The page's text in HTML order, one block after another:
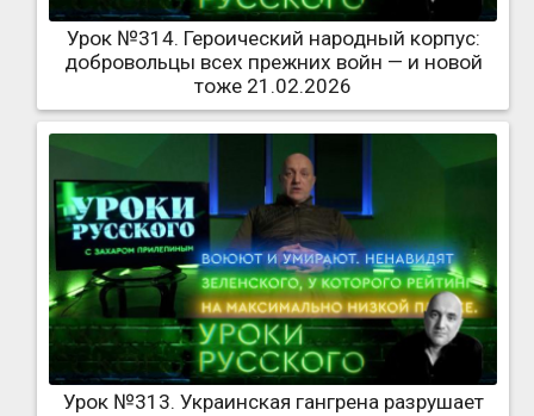
Урок №314. Героический народный корпус:
добровольцы всех прежних войн — и новой
тоже 21.02.2026
Урок №313. Украинская гангрена разрушает